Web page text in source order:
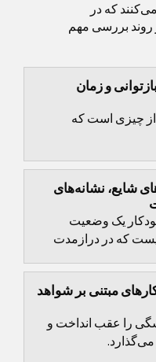
که در
روند بررسی مهم
و زمان
از چیزی است که
شایع، نشانه‌های
یک وضعیت
که در درازمدت
مبتنی بر شواهد
را عقب انداخت و